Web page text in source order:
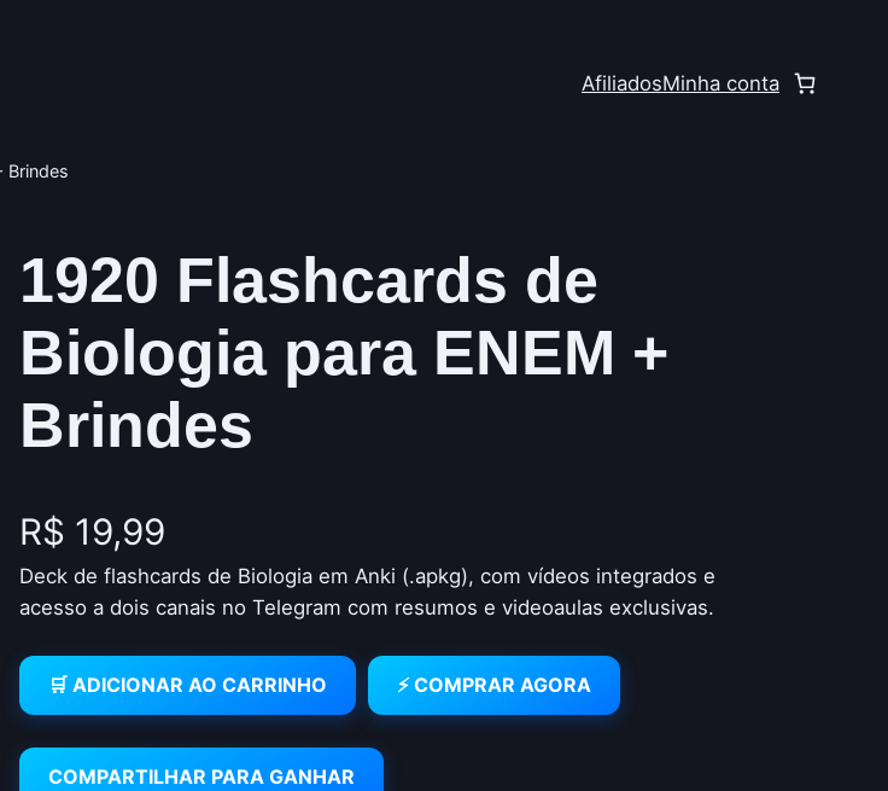
AfiliadosMinha conta
Brindes
1920 Flashcards de
Biologia para ENEM +
Brindes
R$ 19,99
Deck de flashcards de Biologia em Anki (.apkg), com vídeos integrados e
acesso a dois canais no Telegram com resumos e videoaulas exclusivas.
🛒 ADICIONAR AO CARRINHO ⚡ COMPRAR AGORA
COMPARTILHAR PARA GANHAR